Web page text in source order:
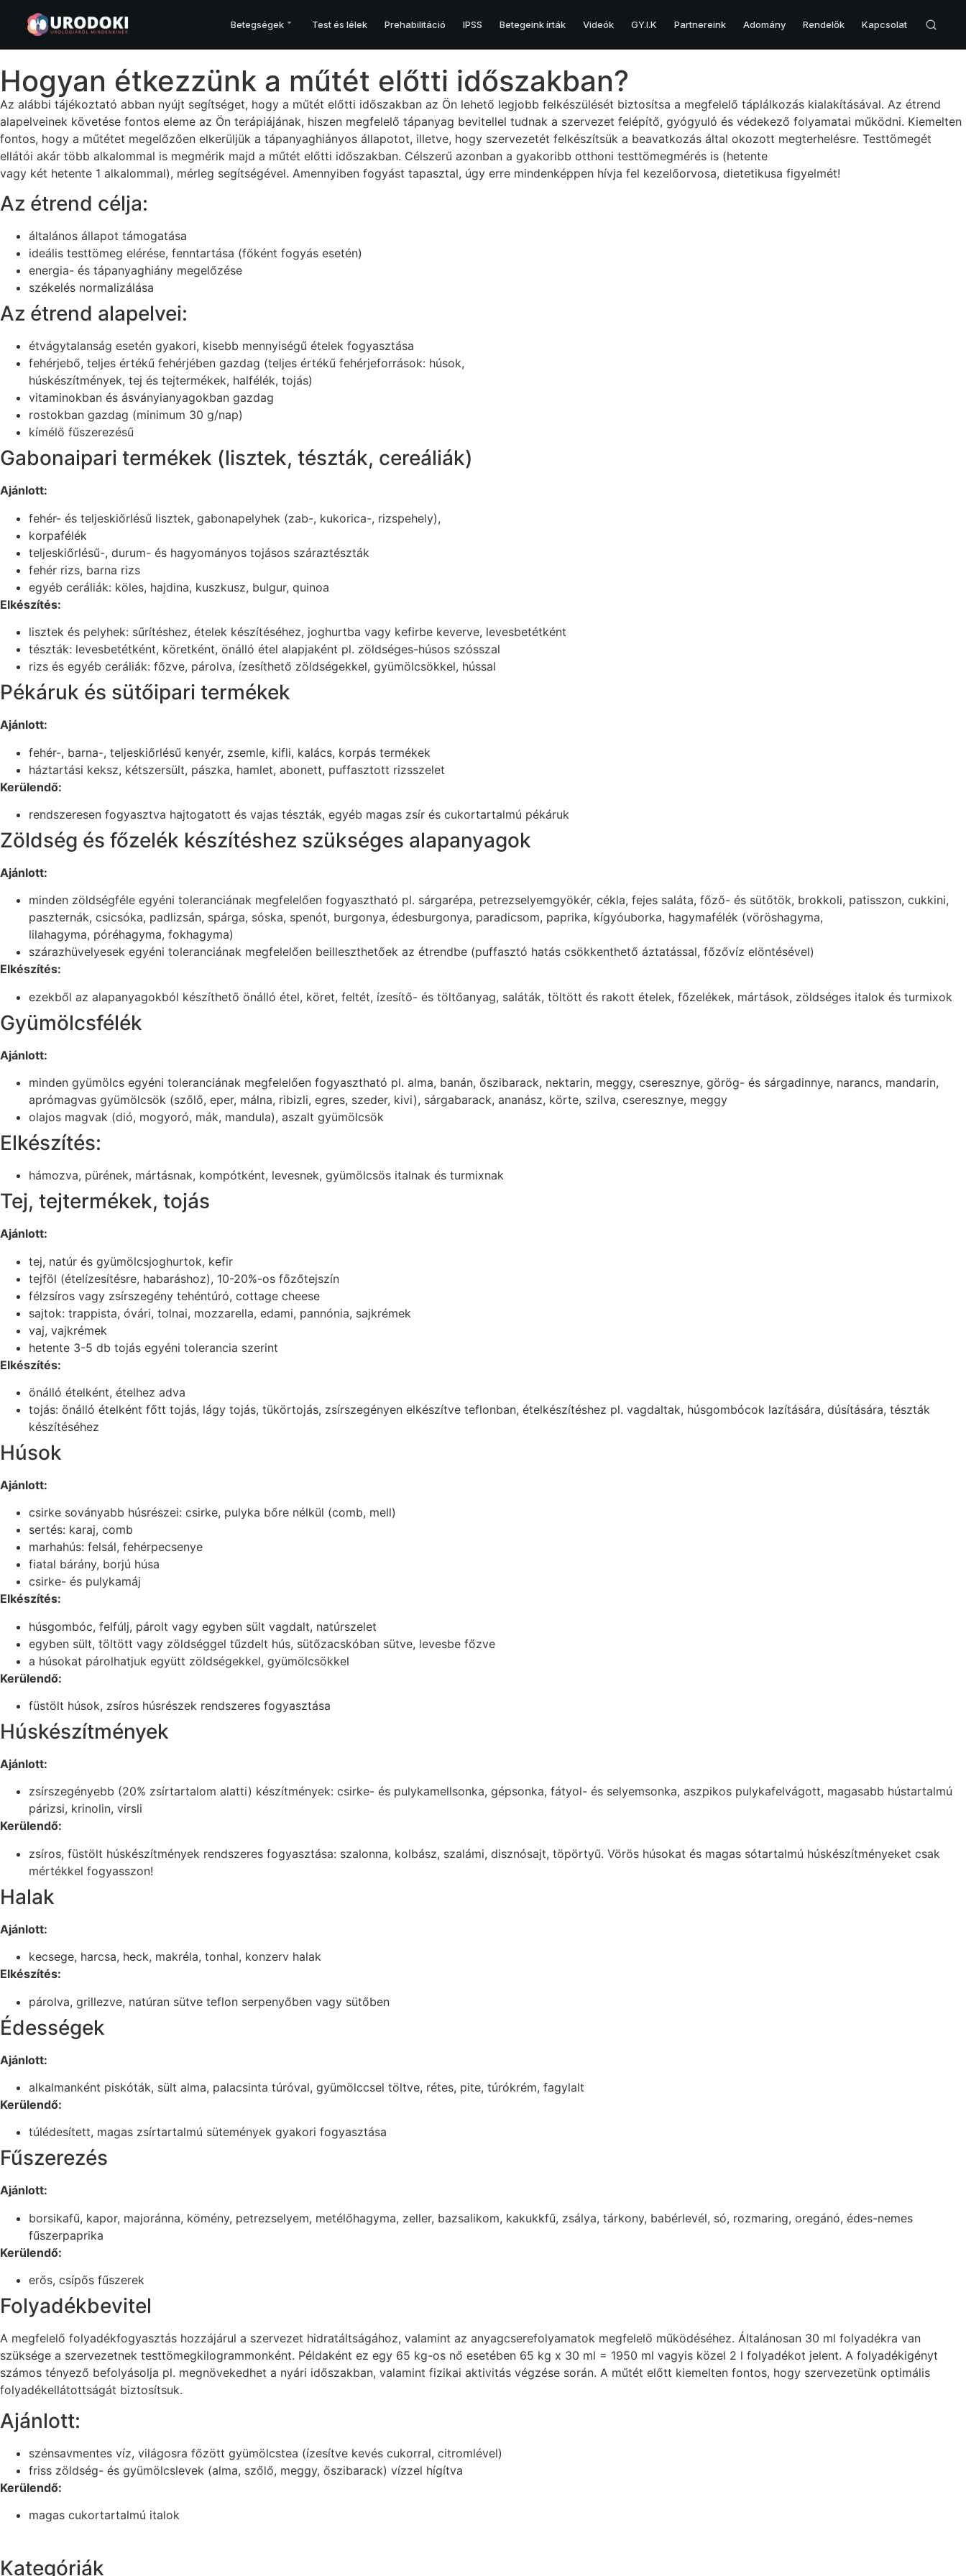
Betegségek
PROSZTATA
Prosztatarák – áttekintés
Korai felismerés
Vizsgálatok
Kezelési terv
Műtét
Gyógyszerek
Csontegészség
Prosztata és egyéb betegségei
HERE
Hererák
Here és egyéb betegségei
Veserák
Hólyagrák
Hólyag eltávolítás – Cisztektómia
Test és lélek Prehabilitáció IPSS Betegeink írták Videók GY.I.K Partnereink Adomány Rendelők Kapcsolat
Hogyan étkezzünk a műtét előtti időszakban?
Az alábbi tájékoztató abban nyújt segítséget, hogy a műtét előtti időszakban az Ön lehető legjobb felkészülését biztosítsa a megfelelő táplálkozás kialakításával. Az étrend
alapelveinek követése fontos eleme az Ön terápiájának, hiszen megfelelő tápanyag bevitellel tudnak a szervezet felépítő, gyógyuló és védekező folyamatai működni. Kiemelten
fontos, hogy a műtétet megelőzően elkerüljük a tápanyaghiányos állapotot, illetve, hogy szervezetét felkészítsük a beavatkozás által okozott megterhelésre. Testtömegét
ellátói akár több alkalommal is megmérik majd a műtét előtti időszakban. Célszerű azonban a gyakoribb otthoni testtömegmérés is (hetente
vagy két hetente 1 alkalommal), mérleg segítségével. Amennyiben fogyást tapasztal, úgy erre mindenképpen hívja fel kezelőorvosa, dietetikusa figyelmét!
Az étrend célja:
általános állapot támogatása
ideális testtömeg elérése, fenntartása (főként fogyás esetén)
energia- és tápanyaghiány megelőzése
székelés normalizálása
Az étrend alapelvei:
étvágytalanság esetén gyakori, kisebb mennyiségű ételek fogyasztása
fehérjebő, teljes értékű fehérjében gazdag (teljes értékű fehérjeforrások: húsok,
húskészítmények, tej és tejtermékek, halfélék, tojás)
vitaminokban és ásványianyagokban gazdag
rostokban gazdag (minimum 30 g/nap)
kímélő fűszerezésű
Gabonaipari termékek (lisztek, tészták, cereáliák)
Ajánlott:
fehér- és teljeskiőrlésű lisztek, gabonapelyhek (zab-, kukorica-, rizspehely),
korpafélék
teljeskiőrlésű-, durum- és hagyományos tojásos száraztészták
fehér rizs, barna rizs
egyéb ceráliák: köles, hajdina, kuszkusz, bulgur, quinoa
Elkészítés:
lisztek és pelyhek: sűrítéshez, ételek készítéséhez, joghurtba vagy kefirbe keverve, levesbetétként
tészták: levesbetétként, köretként, önálló étel alapjaként pl. zöldséges-húsos szósszal
rizs és egyéb ceráliák: főzve, párolva, ízesíthető zöldségekkel, gyümölcsökkel, hússal
Pékáruk és sütőipari termékek
Ajánlott:
fehér-, barna-, teljeskiőrlésű kenyér, zsemle, kifli, kalács, korpás termékek
háztartási keksz, kétszersült, pászka, hamlet, abonett, puffasztott rizsszelet
Kerülendő:
rendszeresen fogyasztva hajtogatott és vajas tészták, egyéb magas zsír és cukortartalmú pékáruk
Zöldség és főzelék készítéshez szükséges alapanyagok
Ajánlott:
minden zöldségféle egyéni toleranciának megfelelően fogyasztható pl. sárgarépa, petrezselyemgyökér, cékla, fejes saláta, főző- és sütőtök, brokkoli, patisszon, cukkini,
paszternák, csicsóka, padlizsán, spárga, sóska, spenót, burgonya, édesburgonya, paradicsom, paprika, kígyóuborka, hagymafélék (vöröshagyma,
lilahagyma, póréhagyma, fokhagyma)
szárazhüvelyesek egyéni toleranciának megfelelően beilleszthetőek az étrendbe (puffasztó hatás csökkenthető áztatással, főzővíz elöntésével)
Elkészítés:
ezekből az alapanyagokból készíthető önálló étel, köret, feltét, ízesítő- és töltőanyag, saláták, töltött és rakott ételek, főzelékek, mártások, zöldséges italok és turmixok
Gyümölcsfélék
Ajánlott:
minden gyümölcs egyéni toleranciának megfelelően fogyasztható pl. alma, banán, őszibarack, nektarin, meggy, cseresznye, görög- és sárgadinnye, narancs, mandarin,
aprómagvas gyümölcsök (szőlő, eper, málna, ribizli, egres, szeder, kivi), sárgabarack, ananász, körte, szilva, cseresznye, meggy
olajos magvak (dió, mogyoró, mák, mandula), aszalt gyümölcsök
Elkészítés:
hámozva, pürének, mártásnak, kompótként, levesnek, gyümölcsös italnak és turmixnak
Tej, tejtermékek, tojás
Ajánlott:
tej, natúr és gyümölcsjoghurtok, kefir
tejföl (ételízesítésre, habaráshoz), 10-20%-os főzőtejszín
félzsíros vagy zsírszegény tehéntúró, cottage cheese
sajtok: trappista, óvári, tolnai, mozzarella, edami, pannónia, sajkrémek
vaj, vajkrémek
hetente 3-5 db tojás egyéni tolerancia szerint
Elkészítés:
önálló ételként, ételhez adva
tojás: önálló ételként főtt tojás, lágy tojás, tükörtojás, zsírszegényen elkészítve teflonban, ételkészítéshez pl. vagdaltak, húsgombócok lazítására, dúsítására, tészták
készítéséhez
Húsok
Ajánlott:
csirke soványabb húsrészei: csirke, pulyka bőre nélkül (comb, mell)
sertés: karaj, comb
marhahús: felsál, fehérpecsenye
fiatal bárány, borjú húsa
csirke- és pulykamáj
Elkészítés:
húsgombóc, felfúlj, párolt vagy egyben sült vagdalt, natúrszelet
egyben sült, töltött vagy zöldséggel tűzdelt hús, sütőzacskóban sütve, levesbe főzve
a húsokat párolhatjuk együtt zöldségekkel, gyümölcsökkel
Kerülendő:
füstölt húsok, zsíros húsrészek rendszeres fogyasztása
Húskészítmények
Ajánlott:
zsírszegényebb (20% zsírtartalom alatti) készítmények: csirke- és pulykamellsonka, gépsonka, fátyol- és selyemsonka, aszpikos pulykafelvágott, magasabb hústartalmú
párizsi, krinolin, virsli
Kerülendő:
zsíros, füstölt húskészítmények rendszeres fogyasztása: szalonna, kolbász, szalámi, disznósajt, töpörtyű. Vörös húsokat és magas sótartalmú húskészítményeket csak
mértékkel fogyasszon!
Halak
Ajánlott:
kecsege, harcsa, heck, makréla, tonhal, konzerv halak
Elkészítés:
párolva, grillezve, natúran sütve teflon serpenyőben vagy sütőben
Édességek
Ajánlott:
alkalmanként piskóták, sült alma, palacsinta túróval, gyümölccsel töltve, rétes, pite, túrókrém, fagylalt
Kerülendő:
túlédesített, magas zsírtartalmú sütemények gyakori fogyasztása
Fűszerezés
Ajánlott:
borsikafű, kapor, majoránna, kömény, petrezselyem, metélőhagyma, zeller, bazsalikom, kakukkfű, zsálya, tárkony, babérlevél, só, rozmaring, oregánó, édes-nemes
fűszerpaprika
Kerülendő:
erős, csípős fűszerek
Folyadékbevitel
A megfelelő folyadékfogyasztás hozzájárul a szervezet hidratáltságához, valamint az anyagcserefolyamatok megfelelő működéséhez. Általánosan 30 ml folyadékra van
szüksége a szervezetnek testtömegkilogrammonként. Példaként ez egy 65 kg-os nő esetében 65 kg x 30 ml = 1950 ml vagyis közel 2 l folyadékot jelent. A folyadékigényt
számos tényező befolyásolja pl. megnövekedhet a nyári időszakban, valamint fizikai aktivitás végzése során. A műtét előtt kiemelten fontos, hogy szervezetünk optimális
folyadékellátottságát biztosítsuk.
Ajánlott:
szénsavmentes víz, világosra főzött gyümölcstea (ízesítve kevés cukorral, citromlével)
friss zöldség- és gyümölcslevek (alma, szőlő, meggy, őszibarack) vízzel hígítva
Kerülendő:
magas cukortartalmú italok
Kategóriák